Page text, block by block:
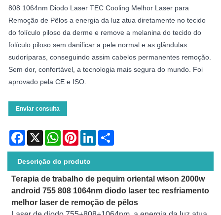
808 1064nm Diodo Laser TEC Cooling Melhor Laser para
Remoção de Pêlos a energia da luz atua diretamente no tecido
do folículo piloso da derme e remove a melanina do tecido do
folículo piloso sem danificar a pele normal e as glândulas
sudoríparas, conseguindo assim cabelos permanentes remoção.
Sem dor, confortável, a tecnologia mais segura do mundo. Foi
aprovado pela CE e ISO.
Enviar consulta
Facebook
X WhatsAppPinterestLinkedIn
Descrição do produto
Terapia de trabalho de pequim oriental wison 2000w
android 755 808 1064nm diodo laser tec resfriamento
melhor laser de remoção de pêlos